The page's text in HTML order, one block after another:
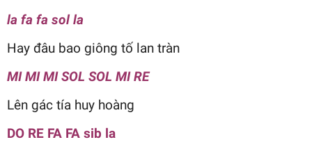
la fa fa sol la
Hay đâu bao giông tố lan tràn
MI MI MI SOL SOL MI RE
Lên gác tía huy hoàng
DO RE FA FA sib la